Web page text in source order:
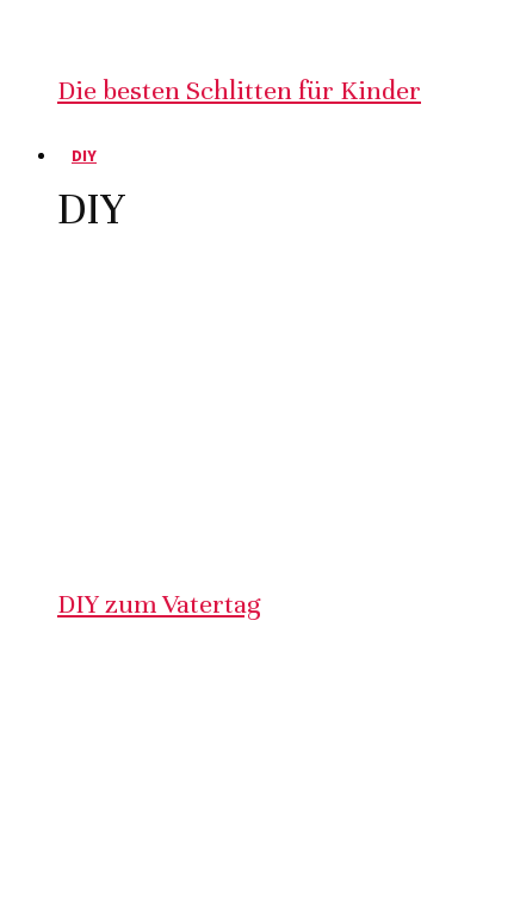
Die besten Schlitten für Kinder
DIY
DIY
DIY zum Vatertag